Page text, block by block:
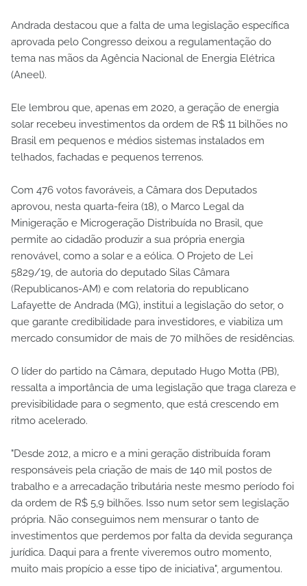
Andrada destacou que a falta de uma legislação específica
aprovada pelo Congresso deixou a regulamentação do
tema nas mãos da Agência Nacional de Energia Elétrica
(Aneel).
Ele lembrou que, apenas em 2020, a geração de energia
solar recebeu investimentos da ordem de R$ 11 bilhões no
Brasil em pequenos e médios sistemas instalados em
telhados, fachadas e pequenos terrenos.
Com 476 votos favoráveis, a Câmara dos Deputados
aprovou, nesta quarta-feira (18), o Marco Legal da
Minigeração e Microgeração Distribuída no Brasil, que
permite ao cidadão produzir a sua própria energia
renovável, como a solar e a eólica. O Projeto de Lei
5829/19, de autoria do deputado Silas Câmara
(Republicanos-AM) e com relatoria do republicano
Lafayette de Andrada (MG), institui a legislação do setor, o
que garante credibilidade para investidores, e viabiliza um
mercado consumidor de mais de 70 milhões de residências.
O líder do partido na Câmara, deputado Hugo Motta (PB),
ressalta a importância de uma legislação que traga clareza e
previsibilidade para o segmento, que está crescendo em
ritmo acelerado.
"Desde 2012, a micro e a mini geração distribuída foram
responsáveis pela criação de mais de 140 mil postos de
trabalho e a arrecadação tributária neste mesmo período foi
da ordem de R$ 5,9 bilhões. Isso num setor sem legislação
própria. Não conseguimos nem mensurar o tanto de
investimentos que perdemos por falta da devida segurança
jurídica. Daqui para a frente viveremos outro momento,
muito mais propício a esse tipo de iniciativa", argumentou.